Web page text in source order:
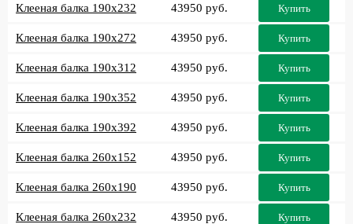
Клееная балка 190x232 43950 руб. Купить
Клееная балка 190x272 43950 руб. Купить
Клееная балка 190x312 43950 руб. Купить
Клееная балка 190x352 43950 руб. Купить
Клееная балка 190x392 43950 руб. Купить
Клееная балка 260x152 43950 руб. Купить
Клееная балка 260x190 43950 руб. Купить
Клееная балка 260x232 43950 руб. Купить